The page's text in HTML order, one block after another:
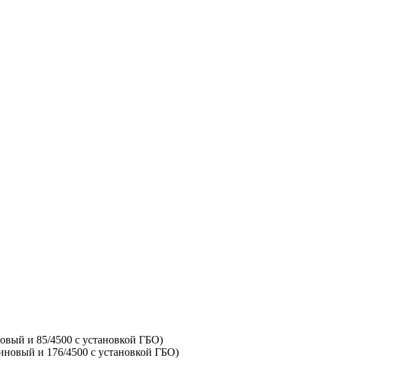
и 85/4500 с установкой ГБО)
и 176/4500 с установкой ГБО)